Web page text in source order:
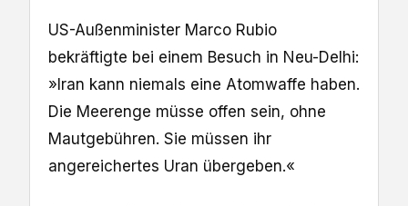
US-Außenminister Marco Rubio
bekräftigte bei einem Besuch in Neu-Delhi:
»Iran kann niemals eine Atomwaffe haben.
Die Meerenge müsse offen sein, ohne
Mautgebühren. Sie müssen ihr
angereichertes Uran übergeben.«